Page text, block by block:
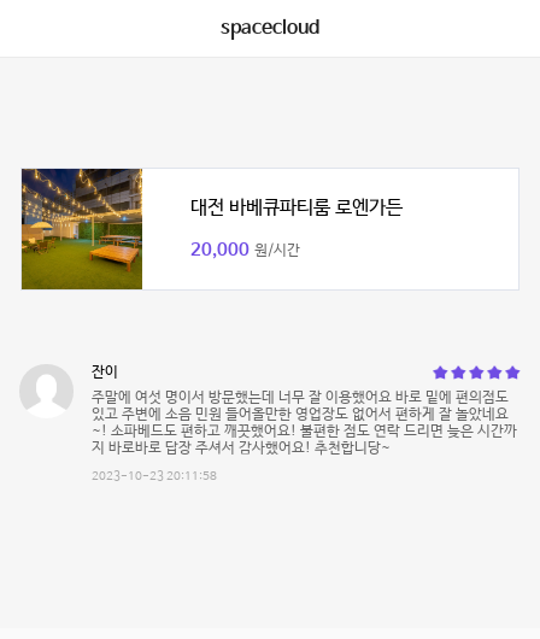
spacecloud
대전 바베큐파티룸 로엔가든
20,000 원/시간
잔이
주말에 여섯 명이서 방문했는데 너무 잘 이용했어요 바로 밑에 편의점도
있고 주변에 소음 민원 들어올만한 영업장도 없어서 편하게 잘 놀았네요
~! 소파베드도 편하고 깨끗했어요! 불편한 점도 연락 드리면 늦은 시간까
지 바로바로 답장 주셔서 감사했어요! 추천합니당~
2023-10-23 20:11:58